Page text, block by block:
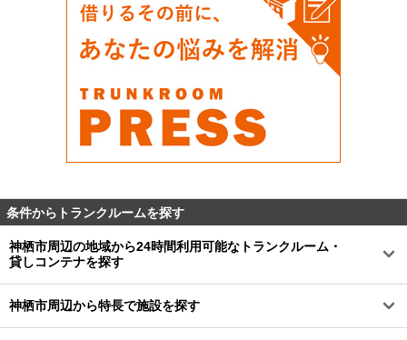
条件からトランクルームを探す
神栖市周辺の地域から24時間利用可能なトランクルーム・
貸しコンテナを探す
神栖市周辺から特長で施設を探す